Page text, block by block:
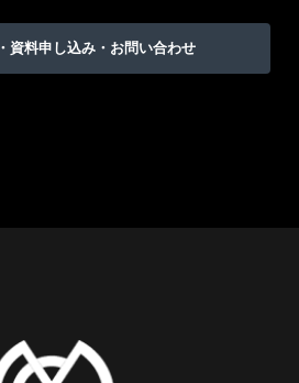
資料申し込み・お問い合わせ